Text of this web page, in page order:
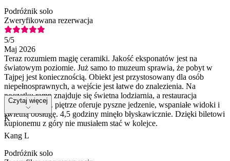
Podróżnik solo
Zweryfikowana rezerwacja
5/5
Maj 2026
Teraz rozumiem magię ceramiki. Jakość eksponatów jest na
światowym poziomie. Już samo to muzeum sprawia, że pobyt w
Tajpej jest koniecznością. Obiekt jest przystosowany dla osób
niepełnosprawnych, a wejście jest łatwe do znalezienia. Na
początku ramp znajduje się świetna lodziarnia, a restauracja
muzealna na 4. piętrze oferuje pyszne jedzenie, wspaniałe widoki i
świetną obsługę. 4,5 godziny minęło błyskawicznie. Dzięki biletowi
kupionemu z góry nie musiałem stać w kolejce.
Czytaj więcej
K
Kang L
Podróżnik solo